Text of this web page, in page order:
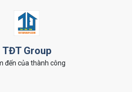
TĐT Group
đến của thành công